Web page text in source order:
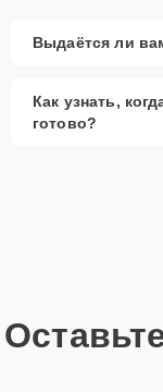
Выдаётся ли
Как узнать,
готово?